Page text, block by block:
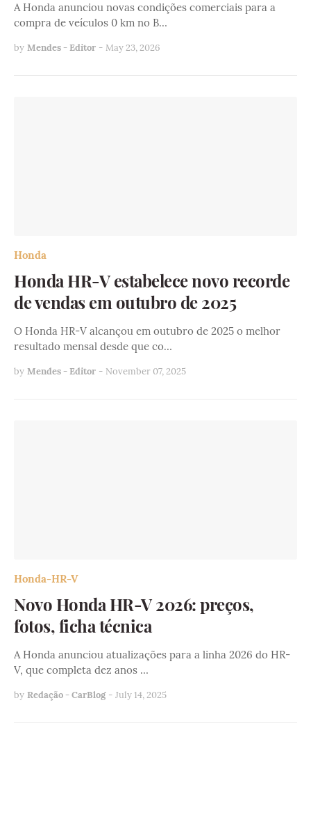
A Honda anunciou novas condições comerciais para a
compra de veículos 0 km no B…
by Mendes - Editor - May 23, 2026
Honda
Honda HR-V estabelece novo recorde
de vendas em outubro de 2025
O Honda HR-V alcançou em outubro de 2025 o melhor
resultado mensal desde que co…
by Mendes - Editor - November 07, 2025
Honda-HR-V
Novo Honda HR-V 2026: preços,
fotos, ficha técnica
A Honda anunciou atualizações para a linha 2026 do HR-
V, que completa dez anos …
by Redação - CarBlog - July 14, 2025